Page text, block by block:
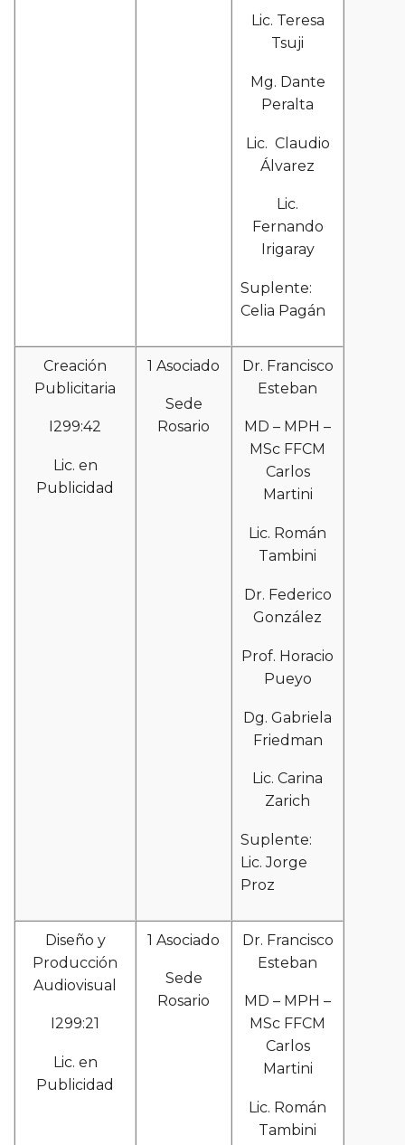
Lic. Teresa
Tsuji
Mg. Dante
Peralta
Lic. Claudio
Álvarez
Lic.
Fernando
Irigaray
Suplente:
Celia Pagán
Creación
Publicitaria
I299:42
Lic. en
Publicidad
1 Asociado
Sede
Rosario
Dr. Francisco
Esteban
MD – MPH –
MSc FFCM
Carlos
Martini
Lic. Román
Tambini
Dr. Federico
González
Prof. Horacio
Pueyo
Dg. Gabriela
Friedman
Lic. Carina
Zarich
Suplente:
Lic. Jorge
Proz
Diseño y
Producción
Audiovisual
I299:21
Lic. en
Publicidad
1 Asociado
Sede
Rosario
Dr. Francisco
Esteban
MD – MPH –
MSc FFCM
Carlos
Martini
Lic. Román
Tambini